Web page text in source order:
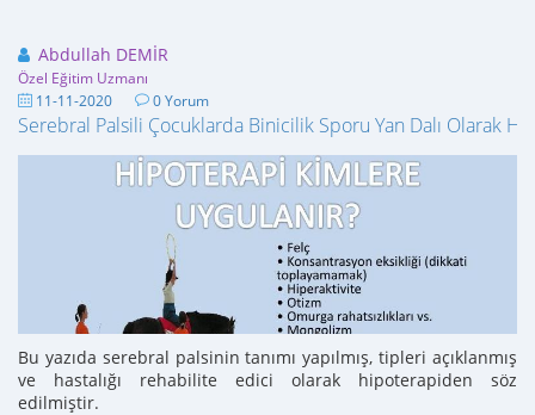
Abdullah DEMİR
Özel Eğitim Uzmanı
11-11-2020 0 Yorum
Serebral Palsili Çocuklarda Binicilik Sporu Yan Dalı Olarak
Bu yazıda serebral palsinin tanımı yapılmış, tipleri açıklanmış
ve hastalığı rehabilite edici olarak hipoterapiden söz
edilmiştir.